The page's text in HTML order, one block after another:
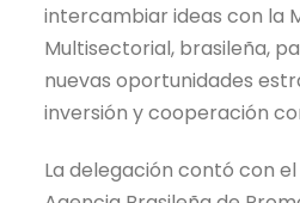
intercambiar ideas con la
Multisectorial, brasileña,
nuevas oportunidades
inversión y cooperación
La delegación contó con